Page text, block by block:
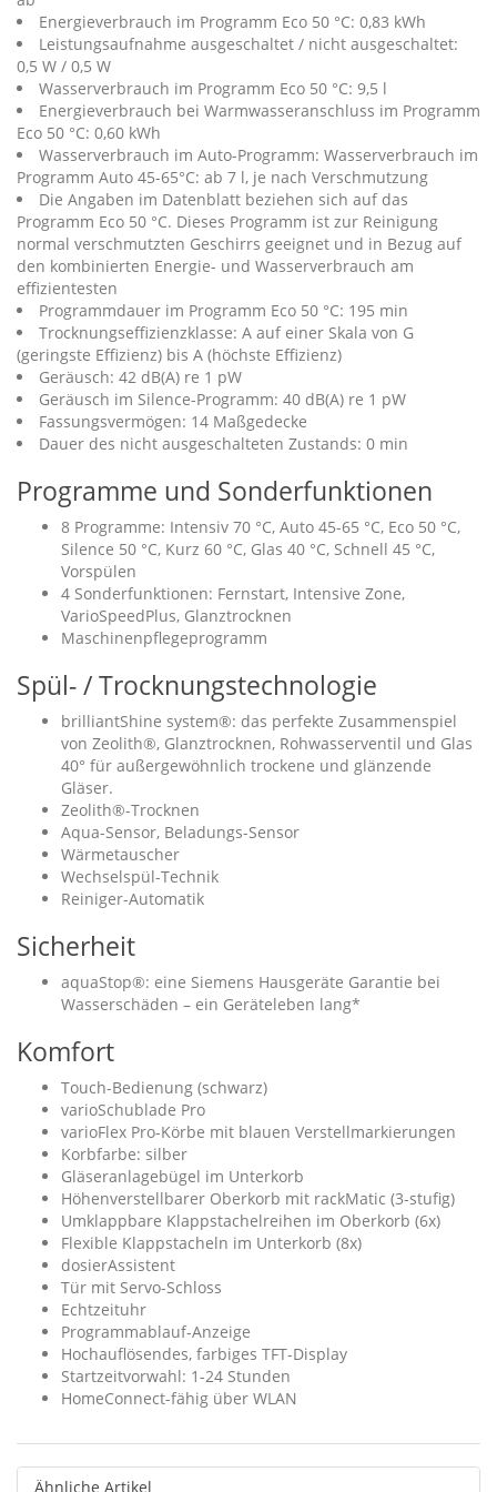
Energieverbrauch im Programm Eco 50 °C: 0,83 kWh
Leistungsaufnahme ausgeschaltet / nicht ausgeschaltet:
0,5 W / 0,5 W
Wasserverbrauch im Programm Eco 50 °C: 9,5 l
Energieverbrauch bei Warmwasseranschluss im Programm
Eco 50 °C: 0,60 kWh
Wasserverbrauch im Auto-Programm: Wasserverbrauch im
Programm Auto 45-65°C: ab 7 l, je nach Verschmutzung
Die Angaben im Datenblatt beziehen sich auf das
Programm Eco 50 °C. Dieses Programm ist zur Reinigung
normal verschmutzten Geschirrs geeignet und in Bezug auf
den kombinierten Energie- und Wasserverbrauch am
effizientesten
Programmdauer im Programm Eco 50 °C: 195 min
Trocknungseffizienzklasse: A auf einer Skala von G
(geringste Effizienz) bis A (höchste Effizienz)
Geräusch: 42 dB(A) re 1 pW
Geräusch im Silence-Programm: 40 dB(A) re 1 pW
Fassungsvermögen: 14 Maßgedecke
Dauer des nicht ausgeschalteten Zustands: 0 min
Programme und Sonderfunktionen
8 Programme: Intensiv 70 °C, Auto 45-65 °C, Eco 50 °C,
Silence 50 °C, Kurz 60 °C, Glas 40 °C, Schnell 45 °C,
Vorspülen
4 Sonderfunktionen: Fernstart, Intensive Zone,
VarioSpeedPlus, Glanztrocknen
Maschinenpflegeprogramm
Spül- / Trocknungstechnologie
brilliantShine system®: das perfekte Zusammenspiel
von Zeolith®, Glanztrocknen, Rohwasserventil und Glas
40° für außergewöhnlich trockene und glänzende
Gläser.
Zeolith®-Trocknen
Aqua-Sensor, Beladungs-Sensor
Wärmetauscher
Wechselspül-Technik
Reiniger-Automatik
Sicherheit
aquaStop®: eine Siemens Hausgeräte Garantie bei
Wasserschäden – ein Geräteleben lang*
Komfort
Touch-Bedienung (schwarz)
varioSchublade Pro
varioFlex Pro-Körbe mit blauen Verstellmarkierungen
Korbfarbe: silber
Gläseranlagebügel im Unterkorb
Höhenverstellbarer Oberkorb mit rackMatic (3-stufig)
Umklappbare Klappstachelreihen im Oberkorb (6x)
Flexible Klappstacheln im Unterkorb (8x)
dosierAssistent
Tür mit Servo-Schloss
Echtzeituhr
Programmablauf-Anzeige
Hochauflösendes, farbiges TFT-Display
Startzeitvorwahl: 1-24 Stunden
HomeConnect-fähig über WLAN
Ähnliche Artikel